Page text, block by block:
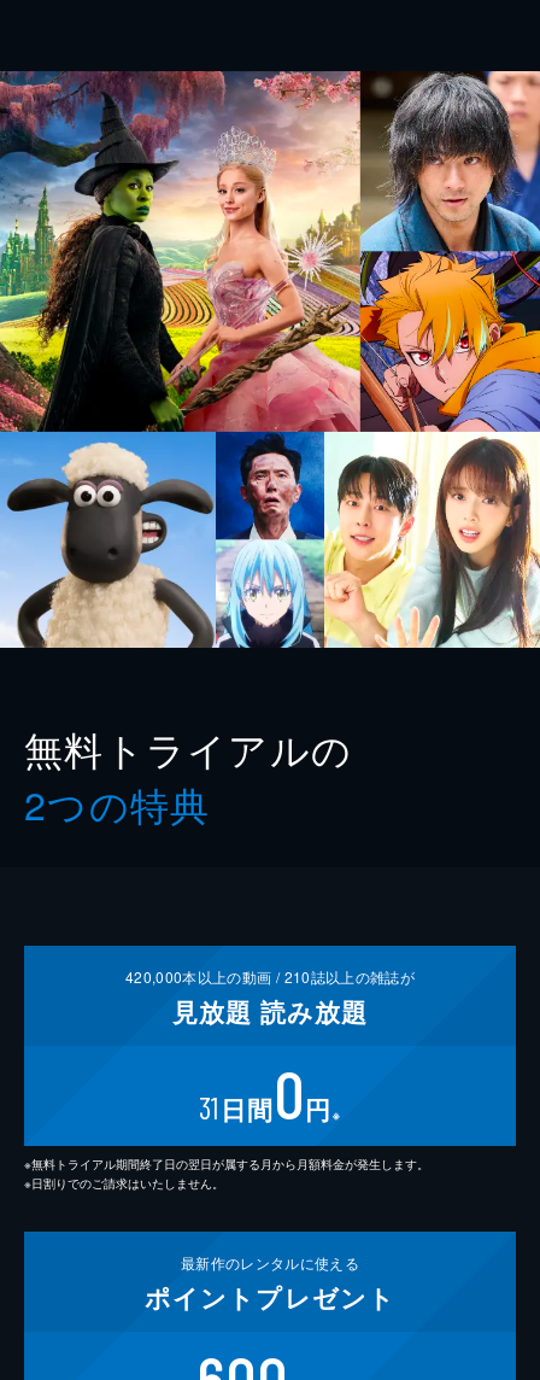
無料トライアルの
2つの特典
420,000本以上の動画 /210誌以上の雑誌が
見放題 読み放題
31 日間0円 ※
※無料トライアル期間終了日の翌日が属する月から月額料金が発生します。
※日割りでのご請求はいたしません。
最新作のレンタルに使える
ポイント プレゼント